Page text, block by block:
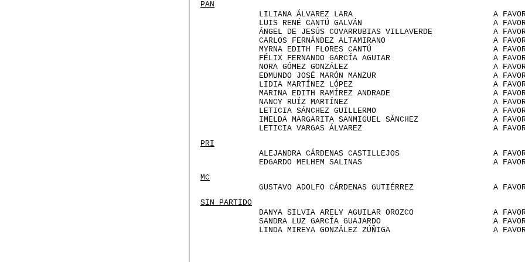
PAN
LILIANA ÁLVAREZ LARA
A
LUIS RENÉ CANTÚ GALVÁN
A
ÁNGEL DE JESÚS COVARRUBIAS VILLAVERDE
A
CARLOS FERNÁNDEZ ALTAMIRANO
A
MYRNA EDITH FLORES CANTÚ
A
FÉLIX FERNANDO GARCÍA AGUIAR
A
NORA GÓMEZ GONZÁLEZ
A
EDMUNDO JOSÉ MARÓN MANZUR
A
LIDIA MARTÍNEZ LÓPEZ
A
MARINA EDITH RAMÍREZ ANDRADE
A
NANCY RUÍZ MARTÍNEZ
A
LETICIA SÁNCHEZ GUILLERMO
A
IMELDA MARGARITA SANMIGUEL SÁNCHEZ
A
LETICIA VARGAS ÁLVAREZ
A
PRI
ALEJANDRA CÁRDENAS CASTILLEJOS
A
EDGARDO MELHEM SALINAS
A
MC
GUSTAVO ADOLFO CÁRDENAS GUTIÉRREZ
A
SIN PARTIDO
DANYA SILVIA ARELY AGUILAR OROZCO
A
SANDRA LUZ GARCÍA GUAJARDO
A
LINDA MIREYA GONZÁLEZ ZÚÑIGA
A